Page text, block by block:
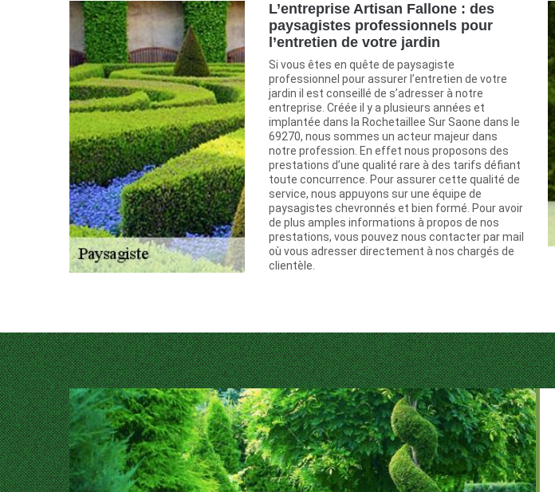
L’entreprise Artisan Fallone : des
paysagistes professionnels pour
l’entretien de votre jardin
Si vous êtes en quête de paysagiste
professionnel pour assurer l’entretien de votre
jardin il est conseillé de s’adresser à notre
entreprise. Créée il y a plusieurs années et
implantée dans la Rochetaillee Sur Saone dans le
69270, nous sommes un acteur majeur dans
notre profession. En effet nous proposons des
prestations d’une qualité rare à des tarifs défiant
toute concurrence. Pour assurer cette qualité de
service, nous appuyons sur une équipe de
paysagistes chevronnés et bien formé. Pour avoir
de plus amples informations à propos de nos
prestations, vous pouvez nous contacter par mail
où vous adresser directement à nos chargés de
clientèle.